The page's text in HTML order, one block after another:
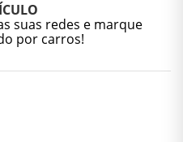
suas redes e marque
por carros!